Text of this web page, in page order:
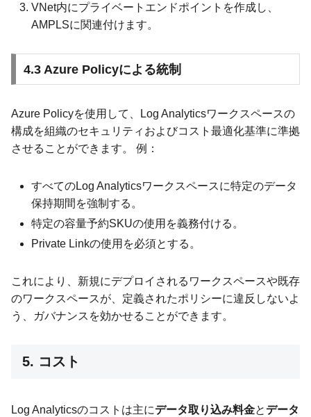
VNet内にプライベートエンドポイントを作成し、
AMPLSに関連付けます。
4.3 Azure Policyによる統制
Azure Policyを使用して、Log Analyticsワークスペースの
構成を組織のセキュリティおよびコスト最適化基準に準拠
させることができます。 例：
すべてのLog Analyticsワークスペースに特定のデータ
保持期間を強制する。
特定の容量予約SKUの使用を義務付ける。
Private Linkの使用を必須とする。
これにより、新規にデプロイされるワークスペースや既存
のワークスペースが、定義されたポリシーに違反しないよ
う、ガバナンスを効かせることができます。
5. コスト
Log Analyticsのコストは主にデータ取り込み料金と データ